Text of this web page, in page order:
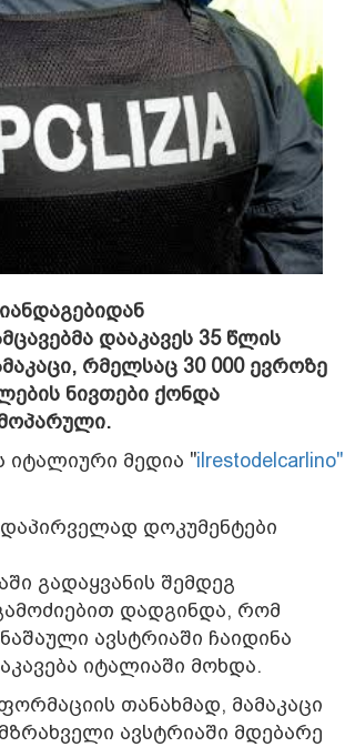
დააკავეს 35 წლის
რმელსაც 30 000 ევროზე
ნივთები ქონდა
იტალიური მედია "ilrestodelcarlino"
დოკუმენტები
გადაყვანის შემდეგ
დადგინდა, რომ
ავსტრიაში ჩაიდინა
იტალიაში მოხდა.
თანახმად, მამაკაცი
ავსტრიაში მდებარე